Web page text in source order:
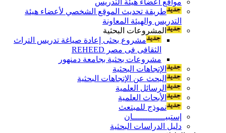
طريقة تحديث الموقع الشخصي لأعضاء هيئة
التدريس والهيئة المعاونة
المشروعات البحثية
مشروع بحثى إعادة صياغة تدريس التراث
الثقافى فى مصر REHEED
مشروعات بحثية بجامعة دمنهور
الإتجاهات البحثية
البحث عن الإتجاهات البحثية
الرسائل العلمية
الأبحاث العلمية
نموذج للمبتعث
إستبيـــــــــــــان
دليل الدراسات البحثية